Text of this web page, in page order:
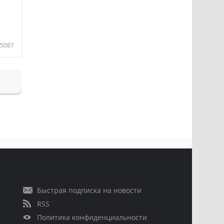
5087
Быстрая подписка на новости
RSS
Политика конфиденциальности